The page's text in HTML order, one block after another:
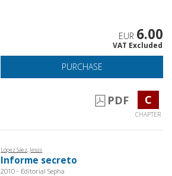
EUR 6.00
VAT Excluded
PURCHASE
PDF C
CHAPTER
López Sáez, Jesús
Informe secreto
2010 - Editorial Sepha